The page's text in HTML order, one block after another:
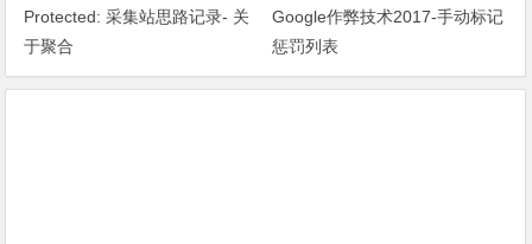
Protected: 采集站思路记录- 关
于聚合
Google作弊技术2017-手动标记
惩罚列表